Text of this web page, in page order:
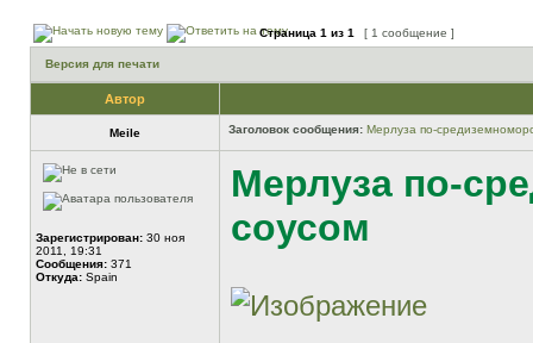
Страница 1 из 1 [ 1 сообщение ]
Версия для печати
Автор
Meile Заголовок сообщения: Мерлуза по-
Зарегистрирован: 30 ноя
2011, 19:31
Сообщения: 371
Откуда: Spain
Мерлуза по-
соусом